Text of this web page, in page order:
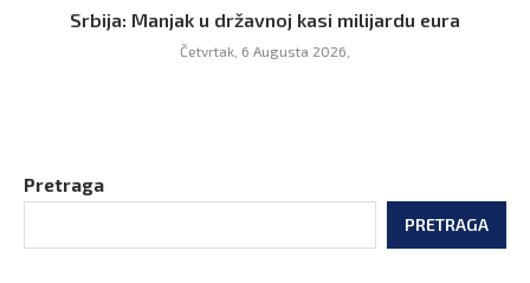
Srbija: Manjak u državnoj kasi milijardu eura
Četvrtak, 6 Augusta 2026,
Pretraga
PRETRAGA